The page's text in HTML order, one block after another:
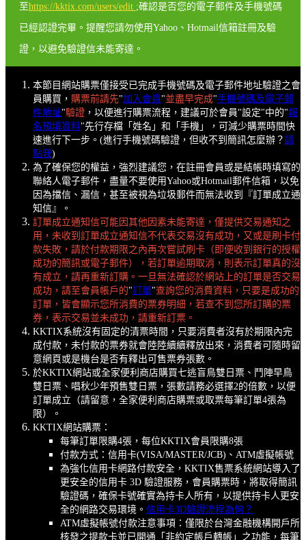
至https://kktix.com/users/edit ;確認是否您的電子郵件及手機號碼
已經認證完畢。提醒您請勿使用Yahoo、Hotmail信箱註冊及驗
證，以避免驗證信未能寄達。
本節目網站購票僅接受已完成手機號碼及電子郵件地址驗證之會
員購買， 購票前請先"加入會員 "並盡早完成"手機號碼及電子郵
件地址"驗證 ，以便進行購票流程，建議可於會員"設定"中的"報
名預填資料"先行存檔「姓名」和「手機」，可減少購票時間快
速進行下一步。(進行手機號碼驗證，但收不到簡訊怎麼辦？ 請
點我)
為了確保您的權益，強烈建議您，在註冊會員或是結帳時填寫的
聯絡人電子郵件，盡量不要使用Yahoo或Hotmail郵件信箱，以免
因為擋信、漏信，甚至被視為垃圾郵件而無法收到『訂單成立通
知信』。
訂單成立通知信可能因其他因素未能寄達，僅提供交易通知之
用，未收到訂單成立通知信不代表交易沒有成功，又或是刷卡付
款失敗，請於付款期限之內再次嘗試刷卡（即便收到銀行的授權
成功的簡訊或電子郵件），若訂單逾期取消，則表示訂單真的沒
有成立，請再重新訂購。一旦無法確認於網站上的訂單是否交易
成功，請至會員帳戶的"訂單"查詢您的消費資料，只要是成功的
訂單，皆會顯示您所消費的票券明細，若查不到您所訂購的票
券，表示交易並未成功，請重新訂票。
KKTIX系統沒有固定的清票時間，只要消費者沒有於期限內完
成付款，未付款的票券就會陸陸續續釋放出來，消費者可隨時留
意網頁或是機台是否有釋出可售票券張數。
於KKTIX網站或全家便利商店購買七逃盲鳥雙日票、鬥陣早鳥
雙日票、唱秋少年預售雙日票，張數請務必選擇2的倍數，以便
訂單成立（請留意，全家便利商店購票或取票每筆訂單4張為
限）。
KKTIX網站購票：
每筆訂單限購4張，每位KKTIX會員限購8張
付款方式：信用卡(VISA/MASTER/JCB)、ATM虛擬帳號
為強化信用卡網路付款安全，KKTIX售票系統網站導入了
更安全的信用卡 3D 驗證服務，會員購票時，將取得簡訊
驗證碼，確保卡號確實為持卡人所有，以提供持卡人更安
全的網路交易環境。 信用卡3D驗證流程為何？
ATM虛擬帳號付款注意事項：僅限於台灣金融機構開戶所
核發之提款卡並已開通「非約定帳戶轉帳」之功能，每筆